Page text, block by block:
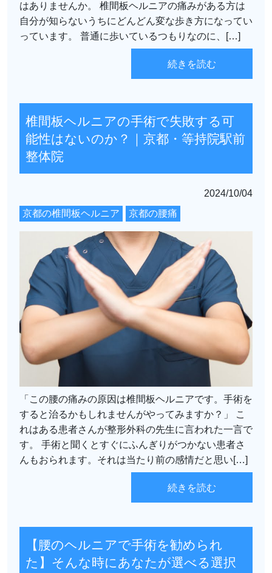
はありませんか。 椎間板ヘルニアの痛みがある方は
自分が知らないうちにどんどん変な歩き方になってい
っています。 普通に歩いているつもりなのに、[…]
続きを読む
椎間板ヘルニアの手術で失敗する可
能性はないのか？｜京都・等持院駅前
整体院
2024/10/04
京都の椎間板ヘルニア
京都の腰痛
「この腰の痛みの原因は椎間板ヘルニアです。手術を
すると治るかもしれませんがやってみますか？」 こ
れはある患者さんが整形外科の先生に言われた一言で
す。 手術と聞くとすぐにふんぎりがつかない患者さ
んもおられます。それは当たり前の感情だと思い[…]
続きを読む
【腰のヘルニアで手術を勧められ
た】そんな時にあなたが選べる選択